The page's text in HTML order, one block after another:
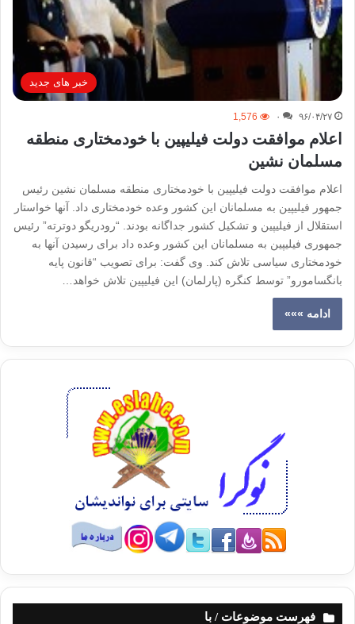
خبر های جدید
۹۶/۰۴/۲۷ ۰ 1,576
اعلام موافقت دولت فیلیپین با خودمختاری منطقه
مسلمان نشین
اعلام موافقت دولت فیلیپین با خودمختاری منطقه مسلمان نشین رئیس
جمهور فیلیپین به مسلمانان این کشور وعده خودمختاری داد. آنها خواستار
استقلال از فیلیپین و تشکیل کشور جداگانه بودند. “رودریگو دوترته” رئیس
جمهوری فیلیپین به مسلمانان این کشور وعده داد برای رسیدن آنها به
خودمختاری سیاسی تلاش کند. وی گفت: برای تصویب “قانون پایه
بانگسامورو” توسط کنگره (پارلمان) این فیلیپین تلاش خواهد…
ادامه »»»
فهرست موضوعات / با